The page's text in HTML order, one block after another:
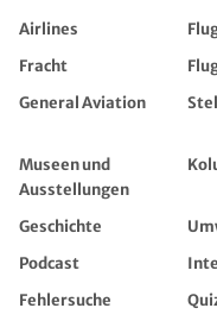
Airlines
Fracht
General Aviation
Museen und
Ausstellungen
Geschichte
Podcast
Fehlersuche